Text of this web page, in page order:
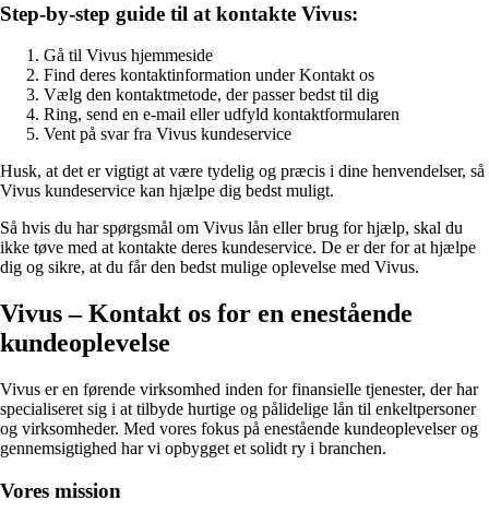
Step-by-step guide til at kontakte Vivus:
Gå til Vivus hjemmeside
Find deres kontaktinformation under Kontakt os
Vælg den kontaktmetode, der passer bedst til dig
Ring, send en e-mail eller udfyld kontaktformularen
Vent på svar fra Vivus kundeservice
Husk, at det er vigtigt at være tydelig og præcis i dine henvendelser, så
Vivus kundeservice kan hjælpe dig bedst muligt.
Så hvis du har spørgsmål om Vivus lån eller brug for hjælp, skal du
ikke tøve med at kontakte deres kundeservice. De er der for at hjælpe
dig og sikre, at du får den bedst mulige oplevelse med Vivus.
Vivus – Kontakt os for en enestående
kundeoplevelse
Vivus er en førende virksomhed inden for finansielle tjenester, der har
specialiseret sig i at tilbyde hurtige og pålidelige lån til enkeltpersoner
og virksomheder. Med vores fokus på enestående kundeoplevelser og
gennemsigtighed har vi opbygget et solidt ry i branchen.
Vores mission